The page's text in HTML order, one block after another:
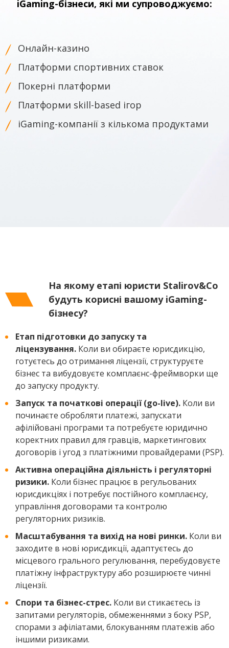
iGaming-бізнеси, які ми супроводжуємо:
Онлайн-казино
Платформи спортивних ставок
Покерні платформи
Платформи skill-based ігор
iGaming-компанії з кількома продуктами
На якому етапі юристи Stalirov&Co
будуть корисні вашому iGaming-
бізнесу?
Етап підготовки до запуску та
ліцензування. Коли ви обираєте юрисдикцію,
готуєтесь до отримання ліцензії, структуруєте
бізнес та вибудовуєте комплаєнс-фреймворки ще
до запуску продукту.
Запуск та початкові операції (go-live). Коли ви
починаєте обробляти платежі, запускати
афілійовані програми та потребуєте юридично
коректних правил для гравців, маркетингових
договорів і угод з платіжними провайдерами (PSP).
Активна операційна діяльність і регуляторні
ризики. Коли бізнес працює в регульованих
юрисдикціях і потребує постійного комплаєнсу,
управління договорами та контролю
регуляторних ризиків.
Масштабування та вихід на нові ринки. Коли ви
заходите в нові юрисдикції, адаптуєтесь до
місцевого грального регулювання, перебудовуєте
платіжну інфраструктуру або розширюєте чинні
ліцензії.
Спори та бізнес-стрес. Коли ви стикаєтесь із
запитами регуляторів, обмеженнями з боку PSP,
спорами з афіліатами, блокуванням платежів або
іншими ризиками.